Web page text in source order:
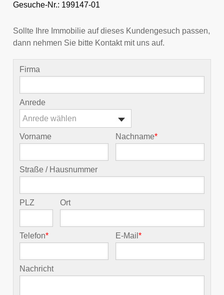
Gesuche-Nr.: 199147-01
Sollte Ihre Immobilie auf dieses Kundengesuch passen,
dann nehmen Sie bitte Kontakt mit uns auf.
Firma
Anrede
Anrede wählen
Vorname Nachname*
Straße / Hausnummer
PLZ Ort
Telefon* E-Mail*
Nachricht